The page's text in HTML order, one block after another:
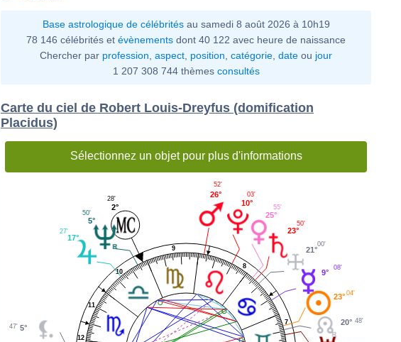
Base astrologique de célébritésau samedi 8 août 2026 à 10h19
78 146 célébrités et évènements dont 40 122 avec heure de naissance
Chercher par profession aspect position catégorie date ou jour
1 207 308 744 thèmes consultés
Carte du ciel de Robert Louis-Dreyfus (domification
Placidus)
Sélectionnez un objet pour plus d'informations
7
8
9
10
11
12
20° 48'
23° 04'
9°
08'
21°
00'
23°
50'
25°
55'
10°
03'
26°
52'
2°
28'
5°
50'
17°
27'
5°
47'